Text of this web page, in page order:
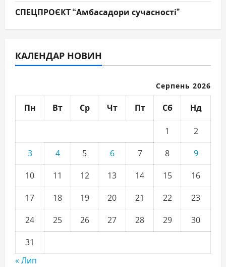
СПЕЦПРОЄКТ “Амбасадори сучасності”
КАЛЕНДАР НОВИН
Серпень 2026
Пн Вт Ср Чт Пт Сб Нд
1
2
3
4 5 6 7 8
9
10
11 12 13 14 15
16
17
18 19 20 21 22
23
24
25 26 27 28 29
30
31
« Лип